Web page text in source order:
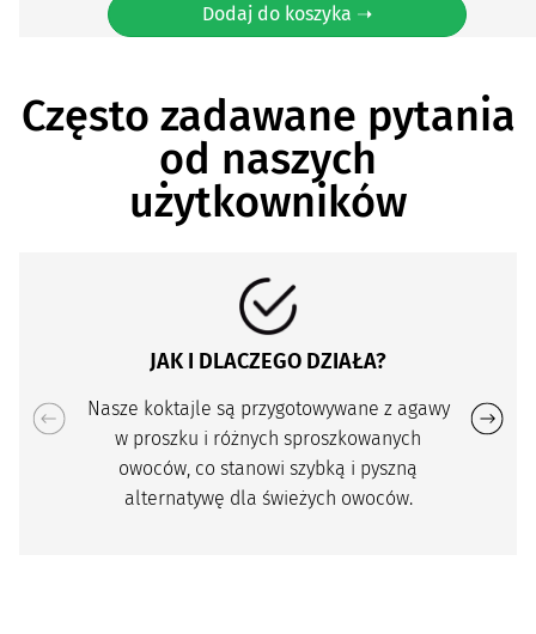
Dodaj do koszyka ➝
Często zadawane pytania
od naszych
użytkowników
JAK I DLACZEGO DZIAŁA?
Nasze koktajle są przygotowywane z agawy
w proszku i różnych sproszkowanych
owoców, co stanowi szybką i pyszną
alternatywę dla świeżych owoców.